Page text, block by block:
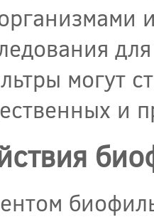
могут
и